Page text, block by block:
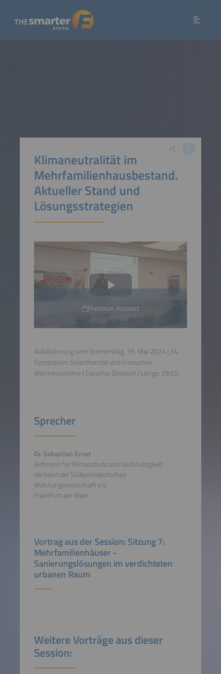
Klimaneutralität im
Mehrfamilienhausbestand.
Aktueller Stand und
Lösungsstrategien
Premium Account
Aufzeichnung vom Donnerstag, 16. Mai 2024 | 34.
Symposium Solarthermie und innovative
Wärmesysteme | Sprache: Deutsch | Länge: 29:05 .
Sprecher
Dr. Sebastian Ernst
Referent für Klimaschutz und Nachhaltigkeit
Verband der Südwestdeutschen
Wohnungswirtschaft e.V.
Frankfurt am Main
Vortrag aus der Session: Sitzung 7:
Mehrfamilienhäuser -
Sanierungslösungen im verdichteten
urbanen Raum
Weitere Vorträge aus dieser
Session: